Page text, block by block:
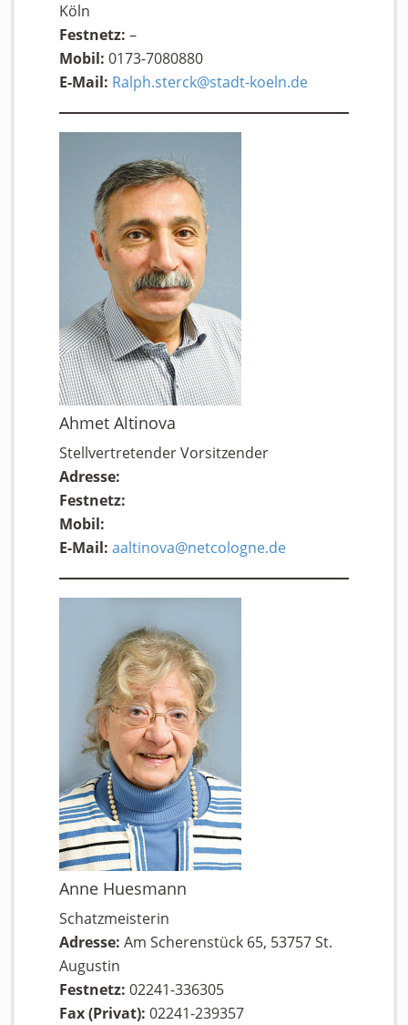
Köln
Festnetz: –
Mobil: 0173-7080880
E-Mail: Ralph.sterck@stadt-koeln.de
Ahmet Altinova
Stellvertretender Vorsitzender
Adresse:
Festnetz:
Mobil:
E-Mail: aaltinova@netcologne.de
Anne Huesmann
Schatzmeisterin
Adresse: Am Scherenstück 65, 53757 St.
Augustin
Festnetz: 02241-336305
Fax (Privat): 02241-239357